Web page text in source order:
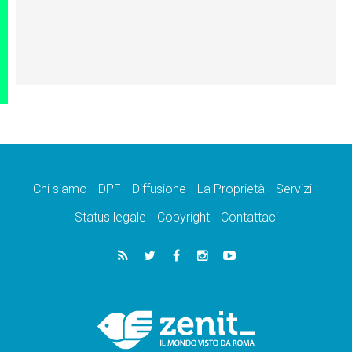
Chi siamo DPF Diffusione La Proprietà
Servizi
Status legale
Copyright Contattaci